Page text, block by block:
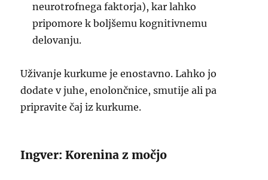
neurotrofnega faktorja), kar lahko
pripomore k boljšemu kognitivnemu
delovanju.
Uživanje kurkume je enostavno. Lahko jo
dodate v juhe, enolončnice, smutije ali pa
pripravite čaj iz kurkume.
Ingver: Korenina z močjo